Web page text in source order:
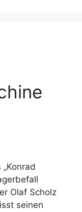
Olaf Scholz
seinen